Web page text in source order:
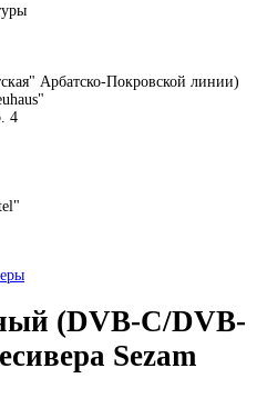
Арбатско-Покровской линии)
4
(DVB-C/DVB-
Sezam